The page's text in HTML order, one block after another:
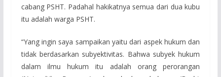
cabang PSHT. Padahal hakikatnya semua dari dua kubu
itu adalah warga PSHT.
“Yang ingin saya sampaikan yaitu dari aspek hukum dan
tidak berdasarkan subyektivitas. Bahwa subyek hukum
dalam ilmu hukum itu adalah orang perorangan